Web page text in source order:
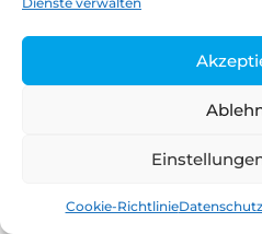
Cookie-Richtlinie